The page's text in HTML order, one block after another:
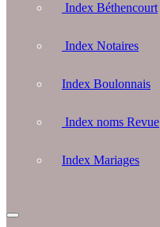
Index Béthencourt
Index Notaires
Index Boulonnais
Index noms Revue
Index Mariages